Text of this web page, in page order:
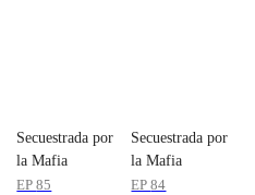
Secuestrada por
la Mafia
EP85
Secuestrada por
la Mafia
EP84